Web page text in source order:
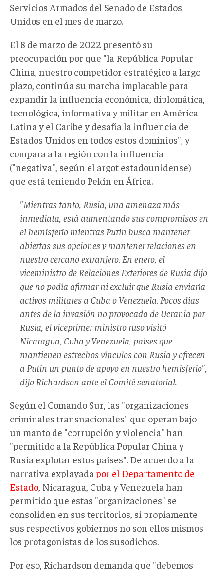
Servicios Armados del Senado de Estados
Unidos en el mes de marzo.
El 8 de marzo de 2022 presentó su
preocupación por que "la República Popular
China, nuestro competidor estratégico a largo
plazo, continúa su marcha implacable para
expandir la influencia económica, diplomática,
tecnológica, informativa y militar en América
Latina y el Caribe y desafía la influencia de
Estados Unidos en todos estos dominios", y
compara a la región con la influencia
("negativa", según el argot estadounidense)
que está teniendo Pekín en África.
"Mientras tanto, Rusia, una amenaza más
inmediata, está aumentando sus compromisos en
el hemisferio mientras Putin busca mantener
abiertas sus opciones y mantener relaciones en
nuestro cercano extranjero. En enero, el
viceministro de Relaciones Exteriores de Rusia dijo
que no podía afirmar ni excluir que Rusia enviaría
activos militares a Cuba o Venezuela. Pocos días
antes de la invasión no provocada de Ucrania por
Rusia, el viceprimer ministro ruso visitó
Nicaragua, Cuba y Venezuela, países que
mantienen estrechos vínculos con Rusia y ofrecen
a Putin un punto de apoyo en nuestro hemisferio",
dijo Richardson ante el Comité senatorial.
Según el Comando Sur, las "organizaciones
criminales transnacionales" que operan bajo
un manto de "corrupción y violencia" han
"permitido a la República Popular China y
Rusia explotar estos países". De acuerdo a la
narrativa explayada por el Departamento de
Estado , Nicaragua, Cuba y Venezuela han
permitido que estas "organizaciones" se
consoliden en sus territorios, si propiamente
sus respectivos gobiernos no son ellos mismos
los protagonistas de los susodichos.
Por eso, Richardson demanda que "debemos